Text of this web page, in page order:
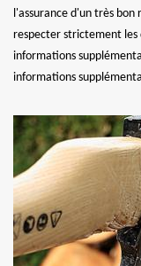
l'assurance d'un très
respecter strictement les
informations
informations